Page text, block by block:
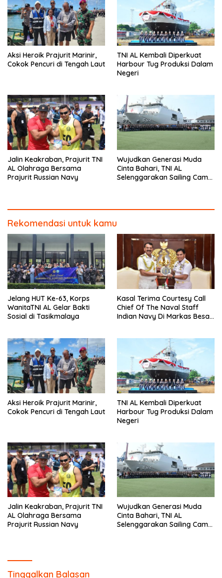
Aksi Heroik Prajurit Marinir,
Cokok Pencuri di Tengah Laut
TNI AL Kembali Diperkuat
Harbour Tug Produksi Dalam
Negeri
Jalin Keakraban, Prajurit TNI
AL Olahraga Bersama
Prajurit Russian Navy
Wujudkan Generasi Muda
Cinta Bahari, TNI AL
Selenggarakan Sailing Camp
Rekomendasi untuk kamu
Jelang HUT Ke-63, Korps
WanitaTNI AL Gelar Bakti
Sosial di Tasikmalaya
Kasal Terima Courtesy Call
Chief Of The Naval Staff
Indian Navy Di Markas Besar
Aksi Heroik Prajurit Marinir,
Cokok Pencuri di Tengah Laut
TNI AL Kembali Diperkuat
Harbour Tug Produksi Dalam
Negeri
Jalin Keakraban, Prajurit TNI
AL Olahraga Bersama
Prajurit Russian Navy
Wujudkan Generasi Muda
Cinta Bahari, TNI AL
Selenggarakan Sailing Camp
Tinggalkan Balasan